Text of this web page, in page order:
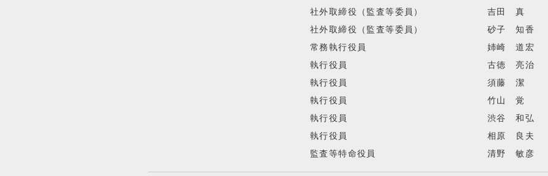
社外取締役（監査等委員）
吉田 真
社外取締役（監査等委員）
砂子 知香
常務執行役員
姉崎 道宏
執行役員
古徳 亮治
執行役員
須藤 潔
執行役員
竹山 覚
執行役員
渋谷 和弘
執行役員
相原 良夫
監査等特命役員
清野 敏彦